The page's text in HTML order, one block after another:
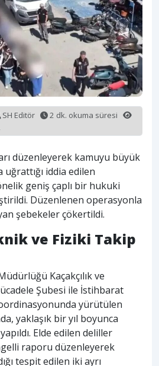
SH Editör
2 dk. okuma süresi
düzenleyerek kamuyu büyük
iddia edilen
geniş çaplı bir hukuki
Düzenlenen operasyonla
şebekeler çökertildi.
ve Fiziki Takip
Kaçakçılık ve
Şubesi ile İstihbarat
yürütülen
yaklaşık bir yıl boyunca
Elde edilen deliller
raporu düzenleyerek
tespit edilen iki ayrı